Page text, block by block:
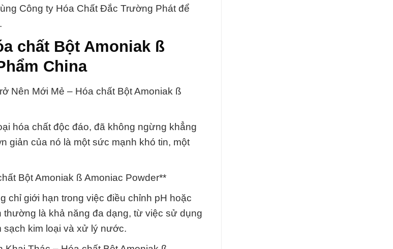
Công ty Hóa Chất Đắc Trường Phát để
chất Bột Amoniak ß
China
Nên Mới Mẻ – Hóa chất Bột Amoniak ß
hóa chất độc đáo, đã không ngừng khẳng
giản của nó là một sức mạnh khó tin, một
Bột Amoniak ß Amoniac Powder**
chỉ giới hạn trong việc điều chỉnh pH hoặc
là khả năng đa dạng, từ việc sử dụng
sạch kim loại và xử lý nước.